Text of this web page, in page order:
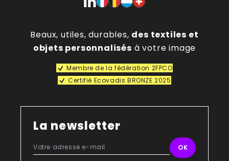
Beaux, utiles, durables, des textiles et
objets personnalisés à votre image
Membre de la fédération 2FPCO
Certifié Ecovadis BRONZE 2025
La newsletter